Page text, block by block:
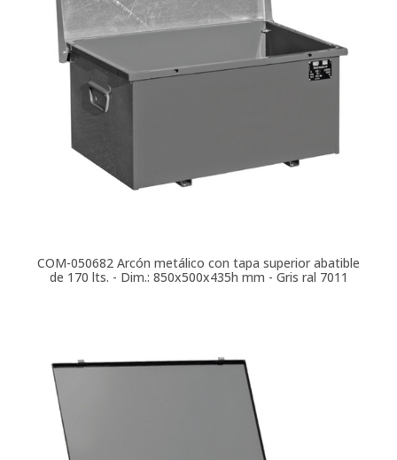
COM-050682 Arcón metálico con tapa superior abatible
de 170 lts. - Dim.: 850x500x435h mm - Gris ral 7011